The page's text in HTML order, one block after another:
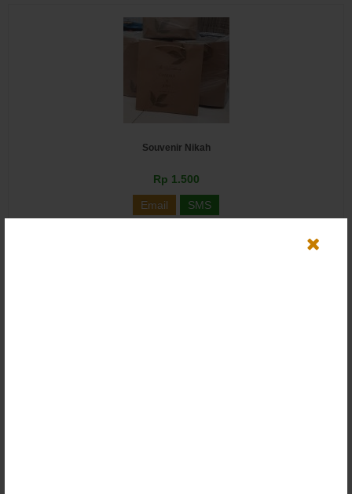
Souvenir Nikah
Rp 1.500
Email SMS